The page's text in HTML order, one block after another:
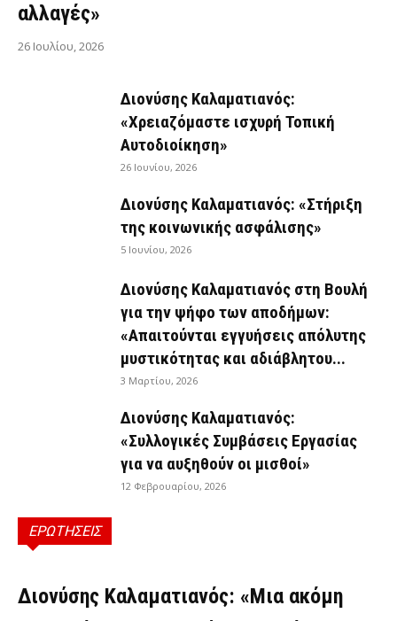
αλλαγές»
26 Ιουλίου, 2026
Διονύσης Καλαματιανός:
«Χρειαζόμαστε ισχυρή Τοπική
Αυτοδιοίκηση»
26 Ιουνίου, 2026
Διονύσης Καλαματιανός: «Στήριξη
της κοινωνικής ασφάλισης»
5 Ιουνίου, 2026
Διονύσης Καλαματιανός στη Βουλή
για την ψήφο των αποδήμων:
«Απαιτούνται εγγυήσεις απόλυτης
μυστικότητας και αδιάβλητου...
3 Μαρτίου, 2026
Διονύσης Καλαματιανός:
«Συλλογικές Συμβάσεις Εργασίας
για να αυξηθούν οι μισθοί»
12 Φεβρουαρίου, 2026
ΕΡΩΤΗΣΕΙΣ
ΕΡΩΤΉΣΕΙΣ
Διονύσης Καλαματιανός: «Μια ακόμη